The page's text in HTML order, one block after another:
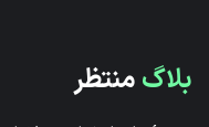
بلاگمنتظر